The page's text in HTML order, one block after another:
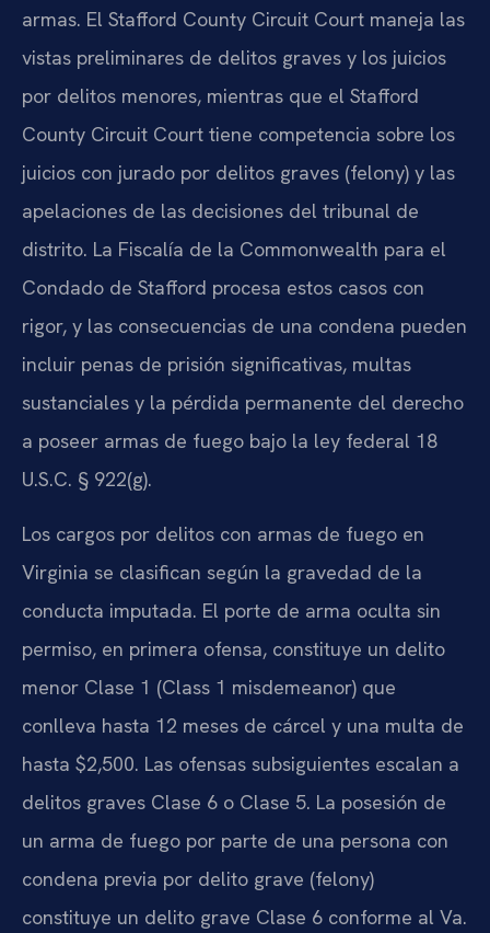
armas. El Stafford County Circuit Court maneja las
vistas preliminares de delitos graves y los juicios
por delitos menores, mientras que el Stafford
County Circuit Court tiene competencia sobre los
juicios con jurado por delitos graves (felony) y las
apelaciones de las decisiones del tribunal de
distrito. La Fiscalía de la Commonwealth para el
Condado de Stafford procesa estos casos con
rigor, y las consecuencias de una condena pueden
incluir penas de prisión significativas, multas
sustanciales y la pérdida permanente del derecho
a poseer armas de fuego bajo la ley federal 18
U.S.C. § 922(g).
Los cargos por delitos con armas de fuego en
Virginia se clasifican según la gravedad de la
conducta imputada. El porte de arma oculta sin
permiso, en primera ofensa, constituye un delito
menor Clase 1 (Class 1 misdemeanor) que
conlleva hasta 12 meses de cárcel y una multa de
hasta $2,500. Las ofensas subsiguientes escalan a
delitos graves Clase 6 o Clase 5. La posesión de
un arma de fuego por parte de una persona con
condena previa por delito grave (felony)
constituye un delito grave Clase 6 conforme al Va.